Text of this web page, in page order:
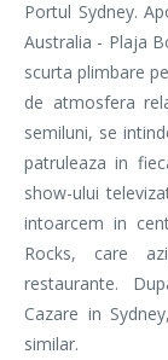
Portul Sydney.
Australia - Plaja
scurta plimbare
de atmosfera
semiluni, se
patruleaza in
show-ului
intoarcem in
Rocks, care
restaurante.
Cazare in
similar.